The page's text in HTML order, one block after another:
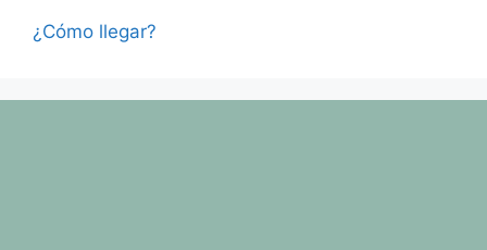
¿Cómo llegar?